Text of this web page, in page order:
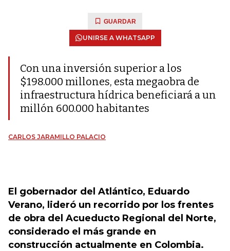
GUARDAR
UNIRSE A WHATSAPP
Con una inversión superior a los
$198.000 millones, esta megaobra de
infraestructura hídrica beneficiará a un
millón 600.000 habitantes
CARLOS JARAMILLO PALACIO
El gobernador del Atlántico, Eduardo
Verano, lideró un recorrido por los frentes
de obra del Acueducto Regional del Norte,
considerado el más grande en
construcción actualmente en Colombia.